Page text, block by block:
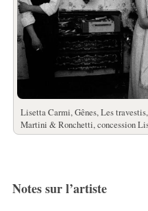
Lisetta Carmi, Gênes, Les
Martini & Ronchetti, concession
Notes sur l’artiste